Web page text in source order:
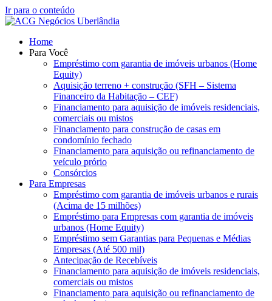
Ir para o conteúdo
Home
Para Você
Empréstimo com garantia de imóveis urbanos (Home
Equity)
Aquisição terreno + construção (SFH – Sistema
Financeiro da Habitação – CEF)
Financiamento para aquisição de imóveis residenciais,
comerciais ou mistos
Financiamento para construção de casas em
condomínio fechado
Financiamento para aquisição ou refinanciamento de
veículo prório
Consórcios
Para Empresas
Empréstimo com garantia de imóveis urbanos e rurais
(Acima de 15 milhões)
Empréstimo para Empresas com garantia de imóveis
urbanos (Home Equity)
Empréstimo sem Garantias para Pequenas e Médias
Empresas (Até 500 mil)
Antecipação de Recebíveis
Financiamento para aquisição de imóveis residenciais,
comerciais ou mistos
Financiamento para aquisição ou refinanciamento de